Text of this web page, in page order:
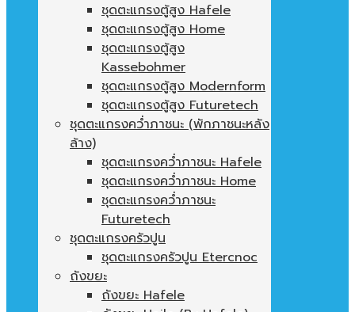
ชุดตะแกรงตู้สูง Hafele
ชุดตะแกรงตู้สูง Home
ชุดตะแกรงตู้สูง
Kassebohmer
ชุดตะแกรงตู้สูง Modernform
ชุดตะแกรงตู้สูง Futuretech
ชุดตะแกรงคว่ำภาชนะ (พักภาชนะหลัง
ล้าง)
ชุดตะแกรงคว่ำภาชนะ Hafele
ชุดตะแกรงคว่ำภาชนะ Home
ชุดตะแกรงคว่ำภาชนะ
Futuretech
ชุดตะแกรงครัวปูน
ชุดตะแกรงครัวปูน Etercnoc
ถังขยะ
ถังขยะ Hafele